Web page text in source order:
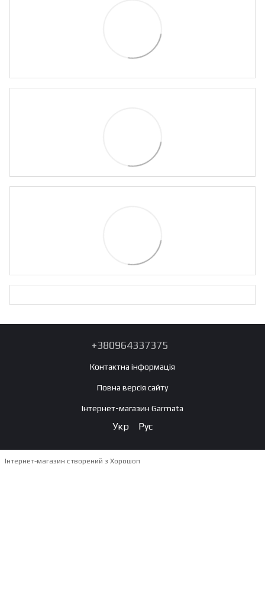
+380964337375
Контактна інформація
Повна версія сайту
Інтернет-магазин Garmata
Укр Рус
Інтернет-магазин створений з Хорошоп